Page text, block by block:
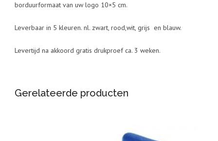
borduurformaat van uw logo 10×5 cm.
Leverbaar in 5 kleuren. nl. zwart, rood,wit, grijs en blauw.
Levertijd na akkoord gratis drukproef ca. 3 weken.
Gerelateerde producten